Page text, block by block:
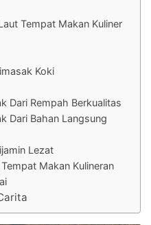
Tempat Makan Kuliner
Koki
Dari Rempah Berkualitas
Dari Bahan Langsung
Lezat
Makan Kulineran